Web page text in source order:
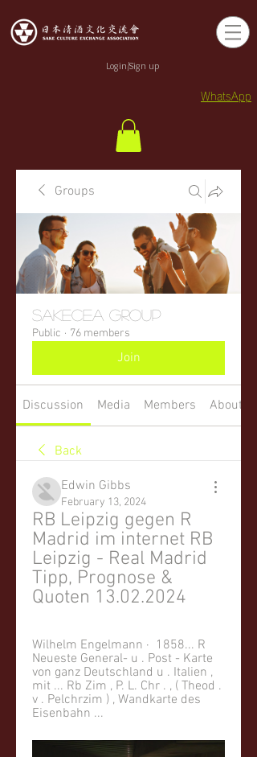
Login/Sign up
WhatsApp
Groups
sakecea Group
Public · 76 members
Join
Discussion Media Members About
Back
Edwin Gibbs
February 13, 2024
RB Leipzig gegen R
Madrid im internet RB
Leipzig - Real Madrid
Tipp, Prognose &
Quoten 13.02.2024
Wilhelm Engelmann ·  1858... R
Neueste General- u . Post - Karte
von ganz Deutschland u . Italien ,
mit ... Rb Zim , P. L. Chr . , ( Theod .
v . Pelchrzim ) , Wandkarte des
Eisenbahn ...